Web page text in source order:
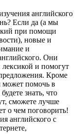
английского
Если да (а мы
при помощи
новые и
и
Они
и помогут
Кроме
может помочь в
знать, что
сможете лучше
о чем поговорить!
английского с